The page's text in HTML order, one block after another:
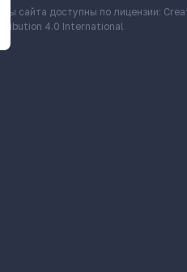
сайта доступны по лицензии:
4.0 International